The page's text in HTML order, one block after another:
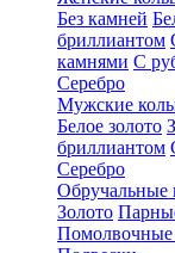
Без камней
бриллиантом
камнями С
Серебро
Мужские
Белое золото
бриллиантом
Серебро
Обручальные
Золото
Помолвочные